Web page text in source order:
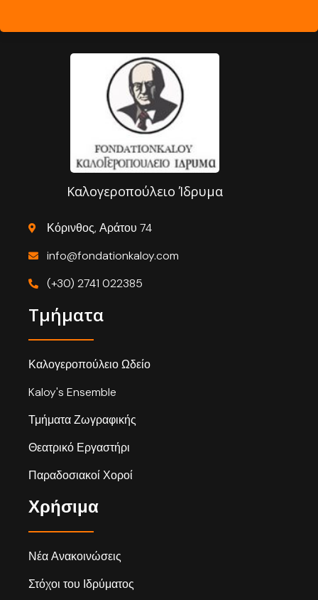
Καλογεροπούλειο Ίδρυμα
Κόρινθος, Αράτου 74
info@fondationkaloy.com
(+30) 2741 022385
Τμήματα
Καλογεροπούλειο Ωδείο
Kaloy's Ensemble
Τμήματα Ζωγραφικής
Θεατρικό Εργαστήρι
Παραδοσιακοί Χοροί
Χρήσιμα
Νέα Ανακοινώσεις
Στόχοι του Ιδρύματος